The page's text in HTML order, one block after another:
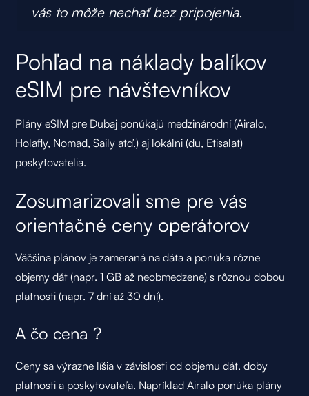
vás to môže nechať bez pripojenia.
Pohľad na náklady balíkov
eSIM pre návštevníkov
Plány eSIM pre Dubaj ponúkajú medzinárodní (Airalo,
Holafly, Nomad,Sailyatď.) aj lokálni (du, Etisalat)
poskytovatelia.
Zosumarizovali sme pre vás
orientačné ceny operátorov
Väčšina plánov je zameraná na dáta a ponúka rôzne
objemy dát (napr. 1 GB až neobmedzene) s rôznou dobou
platnosti (napr. 7 dní až 30 dní).
A čo cena ?
Ceny sa výrazne líšia v závislosti od objemu dát, doby
platnosti a poskytovateľa. Napríklad Airalo ponúka plány